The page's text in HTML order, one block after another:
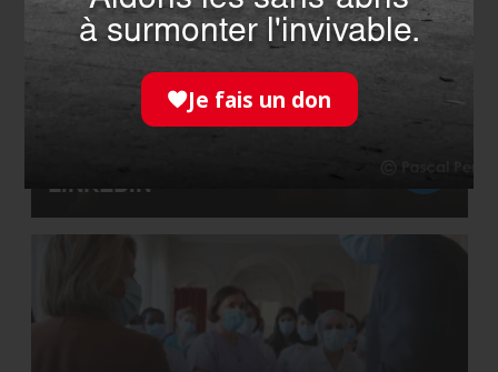
LINKEDIN
à surmonter l'invivable.
Je fais un don